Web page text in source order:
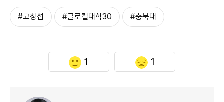
#고창섭 #글로컬대학30 #충북대
1 1